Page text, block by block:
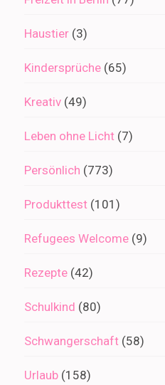
Haustier (3)
Kindersprüche (65)
Kreativ (49)
Leben ohne Licht (7)
Persönlich (773)
Produkttest (101)
Refugees Welcome (9)
Rezepte (42)
Schulkind (80)
Schwangerschaft (58)
Urlaub (158)